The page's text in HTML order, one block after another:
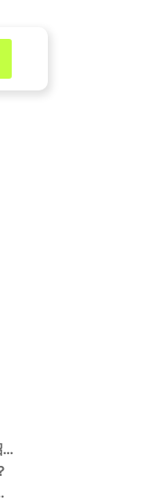
吐槽
海外华人看不了《侏罗纪世界》？3招教你破解地区限制，连卡顿都解决了
重温甜蜜与遗憾